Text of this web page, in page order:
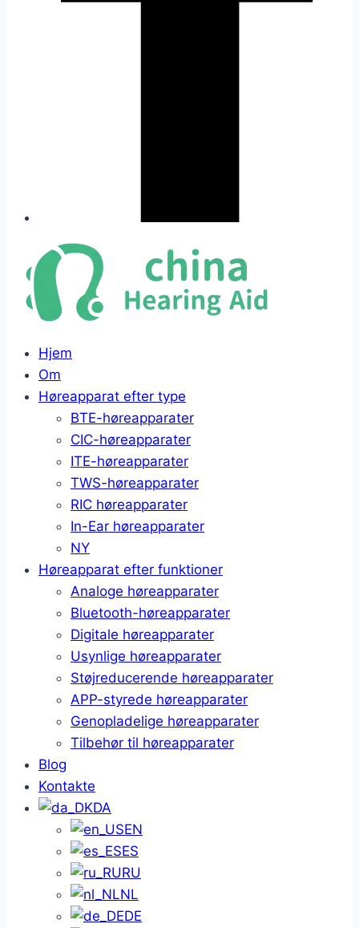
Hjem
Om
Høreapparat efter type
BTE-høreapparater
CIC-høreapparater
ITE-høreapparater
TWS-høreapparater
RIC høreapparater
In-Ear høreapparater
NY
Høreapparat efter funktioner
Analoge høreapparater
Bluetooth-høreapparater
Digitale høreapparater
Usynlige høreapparater
Støjreducerende høreapparater
APP-styrede høreapparater
Genopladelige høreapparater
Tilbehør til høreapparater
Blog
Kontakte
DA
EN
ES
RU
NL
DE